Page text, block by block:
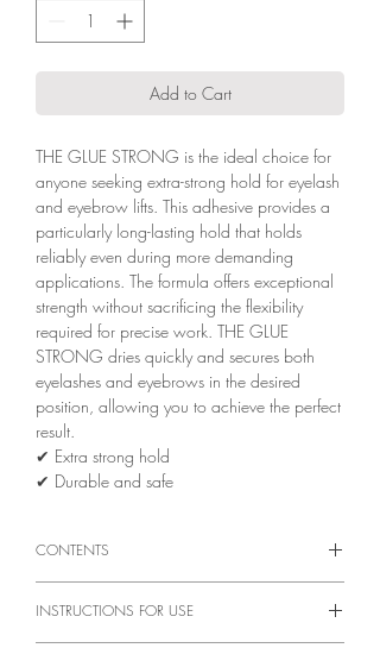
Add to Cart
THE GLUE STRONG is the ideal choice for
anyone seeking extra-strong hold for eyelash
and eyebrow lifts. This adhesive provides a
particularly long-lasting hold that holds
reliably even during more demanding
applications. The formula offers exceptional
strength without sacrificing the flexibility
required for precise work. THE GLUE
STRONG dries quickly and secures both
eyelashes and eyebrows in the desired
position, allowing you to achieve the perfect
result.
✔︎ Extra strong hold
✔︎ Durable and safe
CONTENTS
INSTRUCTIONS FOR USE